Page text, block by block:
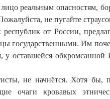
реальным опасностям,
не пугайте
республик от России,
государственными. Им
у оставшейся
не начнётся. Хотя
очаги кровавых